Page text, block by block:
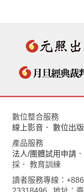
數位整合服務
線上影音 ． 數位出版
產品服務
法人/團體試用申請 ．
採． 教育訓練
讀者服務專線：